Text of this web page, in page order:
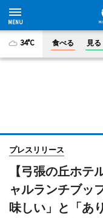
34°C 食べる 見
プレスリリース
【弓張の丘ホ
ャルランチブッ
味しい」と「あ